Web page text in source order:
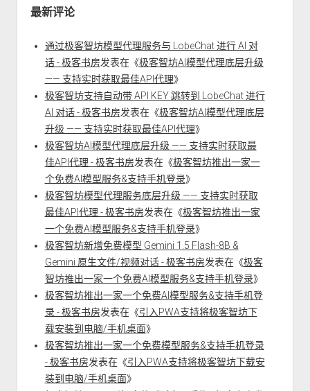
最新评论
通过极客智坊模型代理服务与 LobeChat 进行 AI 对
话 - 极客书房发表在《极客智坊AI模型代理底层升级
—— 支持实时获取最佳API代理》
极客智坊支持自动带 API KEY 跳转到 LobeChat 进行
AI 对话 - 极客书房发表在《极客智坊AI模型代理底层
升级 —— 支持实时获取最佳API代理》
极客智坊AI模型代理底层升级 —— 支持实时获取最
佳API代理 - 极客书房发表在《极客智坊推出一家一
个免费AI模型服务&支持手机登录》
极客智坊模型代理服务底层升级 —— 支持实时获取
最佳API代理 - 极客书房发表在《极客智坊推出一家
一个免费AI模型服务&支持手机登录》
极客智坊新增免费模型 Gemini 1.5 Flash-8B &
Gemini 原生文件/视频对话 - 极客书房发表在《极客
智坊推出一家一个免费AI模型服务&支持手机登录》
极客智坊推出一家一个免费AI模型服务&支持手机登
录 - 极客书房发表在《引入PWA支持将极客智坊下
载安装到电脑/手机桌面》
极客智坊推出一家一个免费模型服务&支持手机登录
- 极客书房发表在《引入PWA支持将极客智坊下载安
装到电脑/手机桌面》